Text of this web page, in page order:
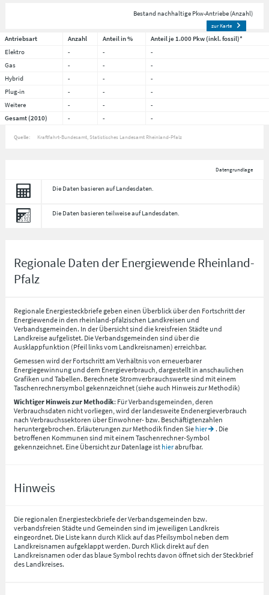
Bestand nachhaltige Pkw-Antriebe (Anzahl)
zur Karte
Antriebsart Anzahl Anteil in %
Anteil je 1.000 Pkw (inkl. fossil)*
Elektro
- -
-
Gas
- -
-
Hybrid
- -
-
Plug-in
- -
-
Weitere
- -
-
Gesamt (2010)
- - -
Quelle: Kraftfahrt-Bundesamt, Statistisches Landesamt Rheinland-Pfalz
Datengrundlage
Die Daten basieren auf Landesdaten.
Die Daten basieren teilweise auf Landesdaten.
Regionale Daten der Energiewende Rheinland-
Pfalz
Regionale Energiesteckbriefe geben einen Überblick über den Fortschritt der
Energiewende in den rheinland-pfälzischen Landkreisen und
Verbandsgemeinden. In der Übersicht sind die kreisfreien Städte und
Landkreise aufgelistet. Die Verbandsgemeinden sind über die
Ausklappfunktion (Pfeil links vom Landkreisnamen) erreichbar.
Gemessen wird der Fortschritt am Verhältnis von erneuerbarer
Energiegewinnung und dem Energieverbrauch, dargestellt in anschaulichen
Grafiken und Tabellen. Berechnete Stromverbrauchswerte sind mit einem
Taschenrechnersymbol gekennzeichnet (siehe auch Hinweis zur Methodik)
Wichtiger Hinweis zur Methodik: Für Verbandsgemeinden, deren
Verbrauchsdaten nicht vorliegen, wird der landesweite Endenergieverbrauch
nach Verbrauchssektoren über Einwohner- bzw. Beschäftigtenzahlen
heruntergebrochen. Erläuterungen zur Methodik finden Sie hier
. Die
betroffenen Kommunen sind mit einem Taschenrechner-Symbol
gekennzeichnet. Eine Übersicht zur Datenlage ist hierabrufbar.
Hinweis
Die regionalen Energiesteckbriefe der Verbandsgemeinden bzw.
verbandsfreien Städte und Gemeinden sind im jeweiligen Landkreis
eingeordnet. Die Liste kann durch Klick auf das Pfeilsymbol neben dem
Landkreisnamen aufgeklappt werden. Durch Klick direkt auf den
Landkreisnamen oder das blaue Symbol rechts davon öffnet sich der Steckbrief
des Landkreises.